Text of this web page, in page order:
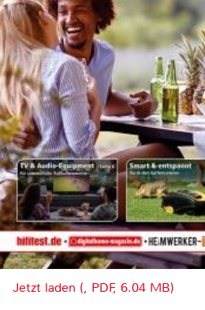
Jetzt laden (, PDF, 6.04 MB)